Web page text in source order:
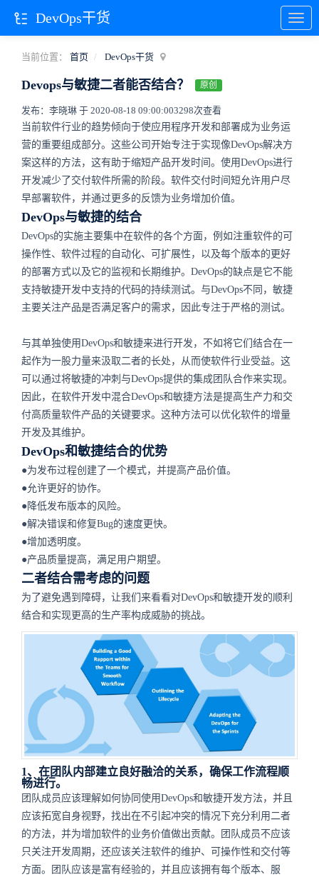
当前位置： 首页 DevOps干货
Devops与敏捷二者能否结合？ 原创
发布：李晓琳 于 2020-08-18 09:00:003298次查看
当前软件行业的趋势倾向于使应用程序开发和部署成为业务运
营的重要组成部分。这些公司开始专注于实现像DevOps解决方
案这样的方法，这有助于缩短产品开发时间。使用DevOps进行
开发减少了交付软件所需的阶段。软件交付时间短允许用户尽
早部署软件，并通过更多的反馈为业务增加价值。
DevOps与敏捷的结合
DevOps的实施主要集中在软件的各个方面，例如注重软件的可
操作性、软件过程的自动化、可扩展性，以及每个版本的更好
的部署方式以及它的监视和长期维护。DevOps的缺点是它不能
支持敏捷开发中支持的代码的持续测试。与DevOps不同，敏捷
主要关注产品是否满足客户的需求，因此专注于严格的测试。
与其单独使用DevOps和敏捷来进行开发，不如将它们结合在一
起作为一股力量来汲取二者的长处，从而使软件行业受益。这
可以通过将敏捷的冲刺与DevOps提供的集成团队合作来实现。
因此，在软件开发中混合DevOps和敏捷方法是提高生产力和交
付高质量软件产品的关键要求。这种方法可以优化软件的增量
开发及其维护。
DevOps和敏捷结合的优势
●为发布过程创建了一个模式，并提高产品价值。
●允许更好的协作。
●降低发布版本的风险。
●解决错误和修复Bug的速度更快。
●增加透明度。
●产品质量提高，满足用户期望。
二者结合需考虑的问题
为了避免遇到障碍，让我们来看看对DevOps和敏捷开发的顺利
结合和实现更高的生产率构成威胁的挑战。
1、在团队内部建立良好融洽的关系，确保工作流程顺
畅进行。
团队成员应该理解如何协同使用DevOps和敏捷开发方法，并且
应该拓宽自身视野，找出在不引起冲突的情况下充分利用二者
的方法，并为增加软件的业务价值做出贡献。团队成员不应该
只关注开发周期，还应该关注软件的维护、可操作性和交付等
方面。团队应该是富有经验的，并且应该拥有每个版本、服
DevOps干货